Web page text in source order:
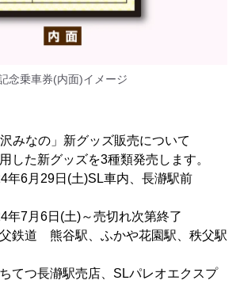
念乗車券(内面)イメージ
みなの」新グッズ販売について
した新グッズを3種類発売します。
6月29日(土)SL車内、長瀞駅前
7月6日(土)～売切れ次第終了
駅、ふかや花園駅、秩父駅
駅売店、SLパレオエクスプ